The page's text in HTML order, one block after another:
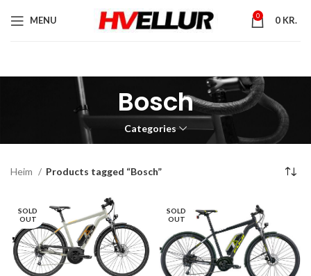
MENU 0 0 KR.
Bosch
Categories
Heim Products tagged “Bosch”
SOLD
OUT
SOLD
OUT